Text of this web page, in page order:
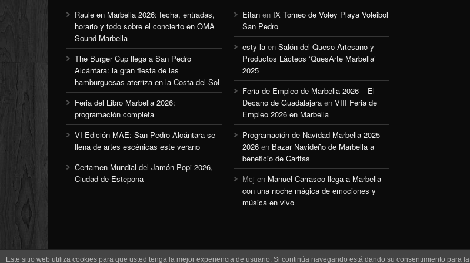
Raule en Marbella 2026: fecha, entradas,
horario y todo sobre el concierto en OMA
Sound Marbella
The Burger Cup llega a San Pedro
Alcántara: la gran fiesta de las
hamburguesas aterriza en la Costa del Sol
Feria del Libro Marbella 2026:
programación completa
VI Edición MAE: San Pedro Alcántara se
llena de artes escénicas este verano
Certamen Mundial del Jamón Popi 2026,
Ciudad de Estepona
Eitan en IX Torneo de Voley Playa Voleibol
San Pedro
esty la en Salón del Queso Artesano y
Productos Lácteos ‘QuesArte Marbella’
2025
Feria de Empleo de Marbella 2026 – El
Decano de Guadalajara en VIII Feria de
Empleo 2026 en Marbella
Programación de Navidad Marbella 2025–
2026 en Bazar Navideño de Marbella a
beneficio de Caritas
Mcj en Manuel Carrasco llega a Marbella
con una noche mágica de emociones y
música en vivo
Este sitio web utiliza cookies para que usted tenga la mejor experiencia de usuario. Si continúa navegando está dando su consentimiento para